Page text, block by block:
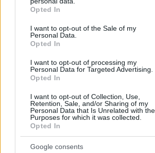
grant or deny consent to Google and its
use your data for below specified purposes
consent section.
Opted In
I want to opt-out of the Sale of my
Personal Data.
Opted In
I want to opt-out of processing my
Personal Data for Targeted Advertising.
Opted In
I want to opt-out of Collection, Use,
Retention, Sale, and/or Sharing of my
Personal Data that Is Unrelated with the
Purposes for which it was collected.
Opted In
Google consents